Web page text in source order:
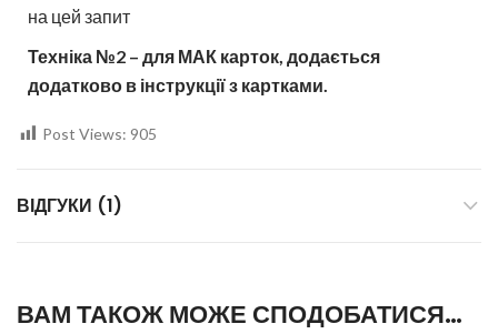
на цей запит
Техніка №2 – для МАК карток, додається
додатково в інструкції з картками.
Post Views: 905
ВІДГУКИ (1)
ВАМ ТАКОЖ МОЖЕ СПОДОБАТИСЯ…